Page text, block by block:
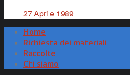
27 Aprile 1989
Home
Richiesta dei materiali
Raccolte
Chi siamo